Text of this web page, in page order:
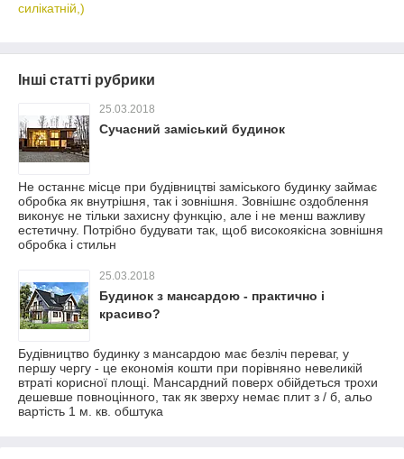
силікатній,)
Інші статті рубрики
25.03.2018
Сучасний заміський будинок
Не останнє місце при будівництві заміського будинку займає
обробка як внутрішня, так і зовнішня. Зовнішнє оздоблення
виконує не тільки захисну функцію, але і не менш важливу
естетичну. Потрібно будувати так, щоб високоякісна зовнішня
обробка і стильн
25.03.2018
Будинок з мансардою - практично і
красиво?
Будівництво будинку з мансардою має безліч переваг, у
першу чергу - це економія кошти при порівняно невеликій
втраті корисної площі. Мансардний поверх обійдеться трохи
дешевше повноцінного, так як зверху немає плит з / б, альо
вартість 1 м. кв. обштука